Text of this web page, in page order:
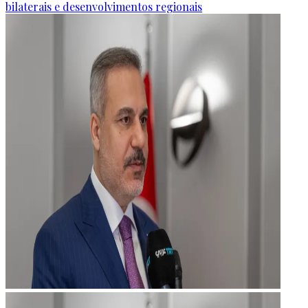
bilaterais e desenvolvimentos regionais